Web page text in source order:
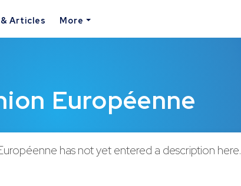
Articles More
Européenne
has not yet entered a description here.